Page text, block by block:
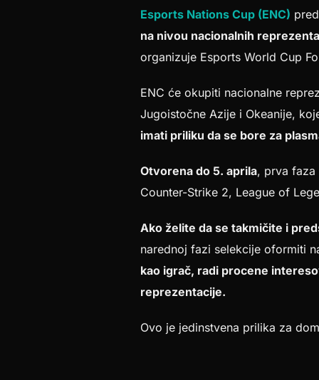
Esports Nations Cup (ENC)
na nivou nacionalnih
organizuje Esports World Cup
ENC će okupiti nacionalne
Jugoistočne Azije i Okeanije,
imati priliku da se bore za
Otvorena do 5. aprila, prva
Counter-Strike 2, League of
Ako želite da se takmičite i
narednoj fazi selekcije oformiti
kao igrač, radi procene
reprezentacije.
Ovo je jedinstvena prilika za